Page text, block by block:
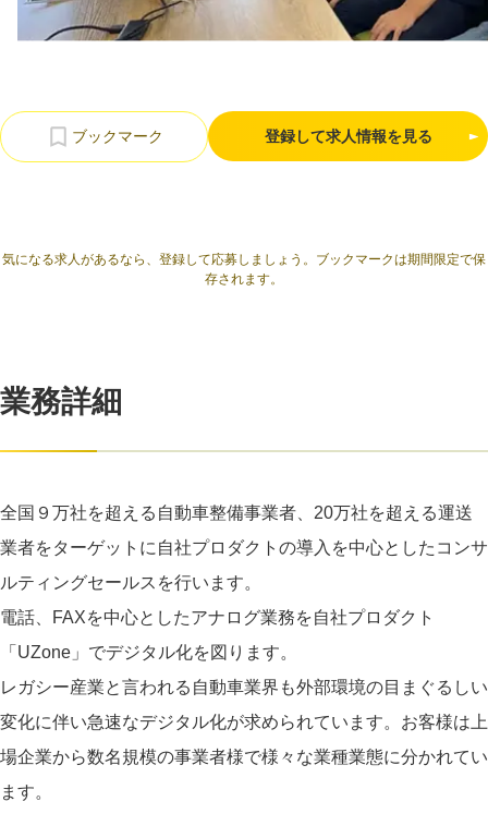
登録して求人情報を見る
気になる求人があるなら、登録して応募しましょう。ブックマークは期間限定で保
存されます。
業務詳細
全国９万社を超える自動車整備事業者、20万社を超える運送
業者をターゲットに自社プロダクトの導入を中心としたコンサ
ルティングセールスを行います。
電話、FAXを中心としたアナログ業務を自社プロダクト
「UZone」でデジタル化を図ります。
レガシー産業と言われる自動車業界も外部環境の目まぐるしい
変化に伴い急速なデジタル化が求められています。お客様は上
場企業から数名規模の事業者様で様々な業種業態に分かれてい
ます。